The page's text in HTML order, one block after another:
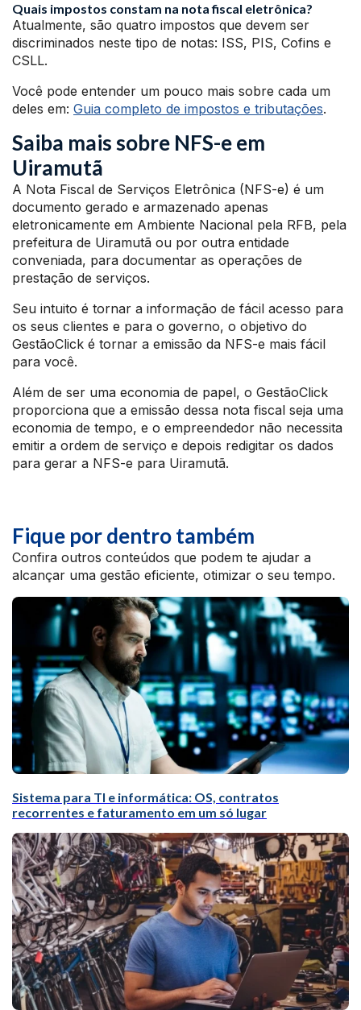
Quais impostos constam na nota fiscal eletrônica?
Atualmente, são quatro impostos que devem ser
discriminados neste tipo de notas: ISS, PIS, Cofins e
CSLL.
Você pode entender um pouco mais sobre cada um
deles em: Guia completo de impostos e tributações.
Saiba mais sobre NFS-e em
Uiramutã
A Nota Fiscal de Serviços Eletrônica (NFS-e) é um
documento gerado e armazenado apenas
eletronicamente em Ambiente Nacional pela RFB, pela
prefeitura de Uiramutã ou por outra entidade
conveniada, para documentar as operações de
prestação de serviços.
Seu intuito é tornar a informação de fácil acesso para
os seus clientes e para o governo, o objetivo do
GestãoClick é tornar a emissão da NFS-e mais fácil
para você.
Além de ser uma economia de papel, o GestãoClick
proporciona que a emissão dessa nota fiscal seja uma
economia de tempo, e o empreendedor não necessita
emitir a ordem de serviço e depois redigitar os dados
para gerar a NFS-e para Uiramutã.
Fique por dentro também
Confira outros conteúdos que podem te ajudar a
alcançar uma gestão eficiente, otimizar o seu tempo.
Sistema para TI e informática: OS, contratos
recorrentes e faturamento em um só lugar